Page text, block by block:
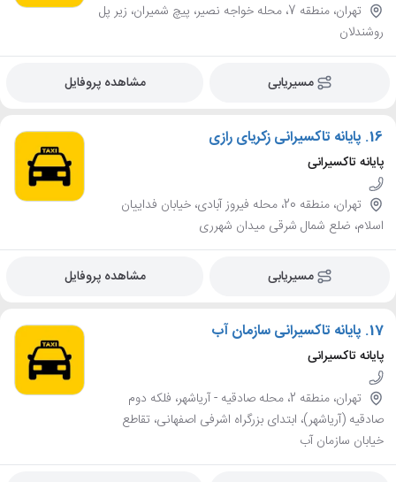
تهران، منطقه 7، محله خواجه نصیر، پیچ شمیران، زیر پل
روشندلان
مسیریابی مشاهده پروفایل
16. پایانه تاکسیرانی زکریای رازی
پایانه تاکسیرانی
تهران، منطقه 20، محله فیروز آبادی، خیابان فداییان
اسلام، ضلع شمال شرقی میدان شهرری
مسیریابی مشاهده پروفایل
17. پایانه تاکسیرانی سازمان آب
پایانه تاکسیرانی
تهران، منطقه 2، محله صادقيه - آرياشهر، فلکه دوم
صادقیه (آریاشهر)، ابتدای بزرگراه اشرفی اصفهانی، تقاطع
خیابان سازمان آب